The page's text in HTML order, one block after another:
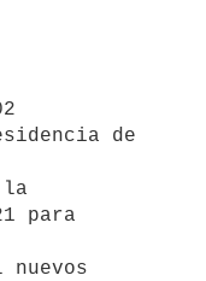
de
la
para